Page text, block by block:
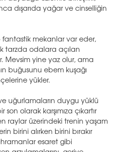
dışarıda yağar ve cinselliğin
fantastik mekanlar var eder,
tarzda odalara açılan
Mevsim yine yaz olur, ama
buğusunu ebem kuşağı
yükler.
uğurlamaların duygu yüklü
olarak karşımıza çıkartır
raylar üzerindeki trenin yaşam
birini alırken birini bırakır
esaret gibi